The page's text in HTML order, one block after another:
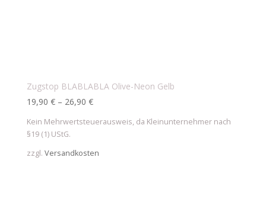
Zugstop BLABLABLA Olive-Neon Gelb
19,90 €– 26,90 €
Kein Mehrwertsteuerausweis, da Kleinunternehmer nach
§19 (1) UStG.
zzgl. Versandkosten